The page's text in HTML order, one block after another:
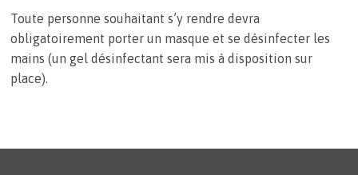
Toute personne souhaitant s’y rendre devra
obligatoirement porter un masque et se désinfecter les
mains (un gel désinfectant sera mis à disposition sur
place).